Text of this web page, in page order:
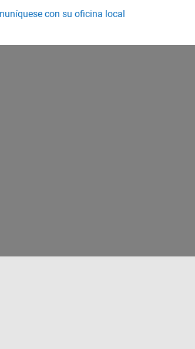
con su oficina local